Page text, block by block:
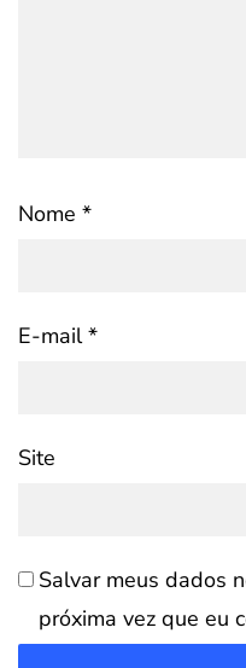
Nome *
E-mail*
Site
Salvar meus dados
próxima vez que eu